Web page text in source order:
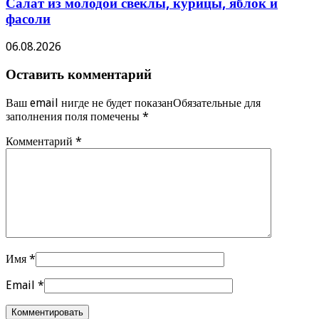
фасоли
06.08.2026
Оставить комментарий
Ваш email нигде не будет показанОбязательные для
заполнения поля помечены *
Комментарий *
Имя *
Email *